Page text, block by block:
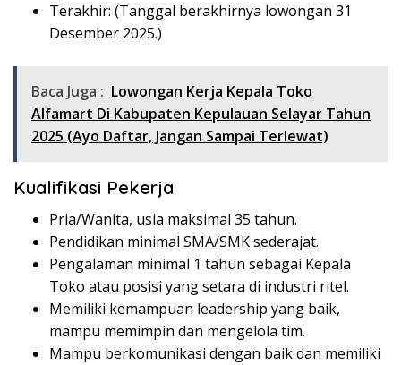
Terakhir: (Tanggal berakhirnya lowongan 31
Desember 2025.)
Baca Juga : Lowongan Kerja Kepala Toko
Alfamart Di Kabupaten Kepulauan Selayar Tahun
2025 (Ayo Daftar, Jangan Sampai Terlewat)
Kualifikasi Pekerja
Pria/Wanita, usia maksimal 35 tahun.
Pendidikan minimal SMA/SMK sederajat.
Pengalaman minimal 1 tahun sebagai Kepala
Toko atau posisi yang setara di industri ritel.
Memiliki kemampuan leadership yang baik,
mampu memimpin dan mengelola tim.
Mampu berkomunikasi dengan baik dan memiliki